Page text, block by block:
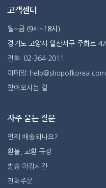
고객센터
월~금 (9시~18시)
경기도 고양시 일산서구 주화로
전화: 02-364-2011
이메일: help@shopofkorea.com
찾아오시는 길
자주 묻는 질문
언제 배송되나요?
환불, 교환 규정
발송 마감시간
전화주문